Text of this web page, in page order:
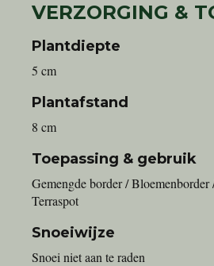
VERZORGING &
Plantdiepte
5 cm
Plantafstand
8 cm
Toepassing & gebruik
Gemengde border / Bloemenborder
Terraspot
Snoeiwijze
Snoei niet aan te raden